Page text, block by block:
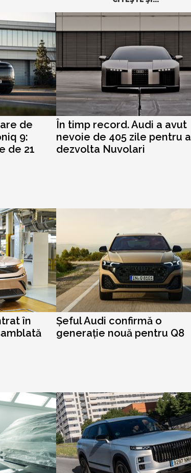
de
9:
de 21
În timp record. Audi a avut
nevoie de 405 zile pentru a
dezvolta Nuvolari
în
Șeful Audi confirmă o
generație nouă pentru Q8